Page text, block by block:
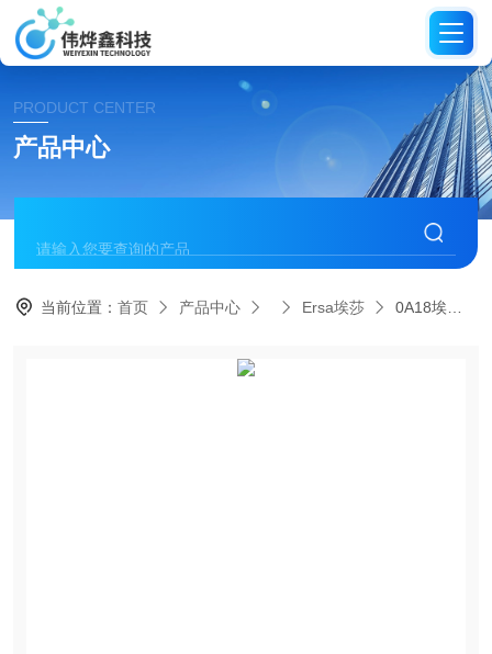
PRODUCT CENTER
产品中心
当前位置：首页 产品中心 Ersa埃莎 0A18埃莎ersa Multitip 系列烙铁支架